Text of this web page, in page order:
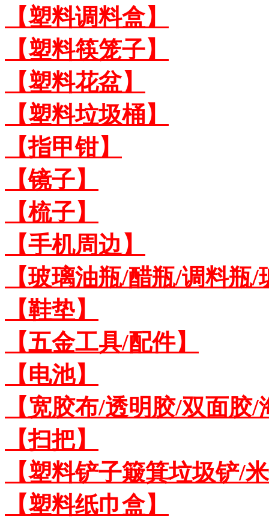
【塑料调料盒】
【塑料筷笼子】
【塑料花盆】
【塑料垃圾桶】
【指甲钳】
【镜子】
【梳子】
【手机周边】
【玻璃油瓶/醋瓶/调料瓶
【鞋垫】
【五金工具/配件】
【电池】
【宽胶布/透明胶/双面胶
【扫把】
【塑料铲子簸箕垃圾铲/
【塑料纸巾盒】